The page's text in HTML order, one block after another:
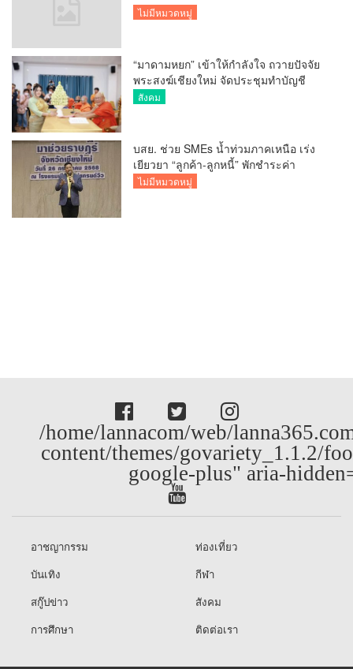
ไม่มีหมวดหมู่
“มาดามหยก” เข้าให้กำลังใจ ถวายปัจจัย
พระสงฆ์เชียงใหม่ จัดประชุมทำบัญชี
รายรับรายจ่ายของวัด กว่า 300 รูป ที่วัด
สังคม
บสย. ช่วย SMEs น้ำท่วมภาคเหนือ เร่ง
เยียวยา “ลูกค้า-ลูกหนี้” พักชำระค่า
ธรรมเนียม-ค่างวด
ไม่มีหมวดหมู่
/home/lannacom/web/
content/themes/govariety_1.1.2/
google-plus" aria-
อาชญากรรม
ท่องเที่ยว
บันเทิง
กีฬา
สกู๊ปข่าว
สังคม
การศึกษา
ติดต่อเรา